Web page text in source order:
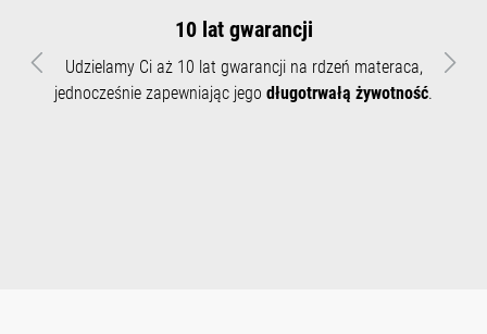
10 lat gwarancji
Udzielamy Ci aż 10 lat gwarancji na rdzeń materaca,
jednocześnie zapewniając jego długotrwałą żywotność.
Poprzedni